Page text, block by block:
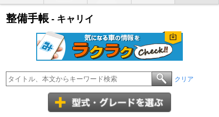
整備手帳 - キャリイ
クリア